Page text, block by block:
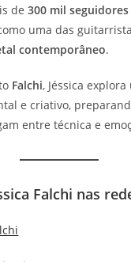
de300 mil
uma das
contemporâneo.
Falchi, Jéssica
e criativo,
entre técnica e
Falchi nas